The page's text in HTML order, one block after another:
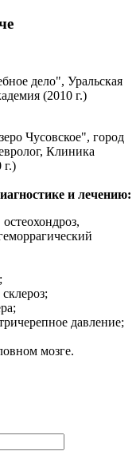
дело", Уральская
(2010 г.)
Чусовское", город
Клиника
г.)
и лечению:
давление;
мозге.